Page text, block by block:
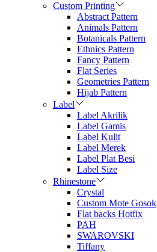
Custom Printing
Abstract Pattern
Animals Pattern
Botanicals Pattern
Ethnics Pattern
Fancy Pattern
Flat Series
Geometries Pattern
Hijab Pattern
Label
Label Akrilik
Label Gamis
Label Kulit
Label Merek
Label Plat Besi
Label Size
Rhinestone
Crystal
Custom Mote Gosok
Flat backs Hotfix
PAH
SWAROVSKI
Tiffany